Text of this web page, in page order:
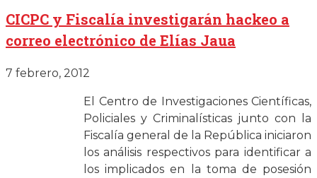
CICPC y Fiscalía investigarán hackeo a
correo electrónico de Elías Jaua
7 febrero, 2012
El Centro de Investigaciones Científicas,
Policiales y Criminalísticas junto con la
Fiscalía general de la República iniciaron
los análisis respectivos para identificar a
los implicados en la toma de posesión